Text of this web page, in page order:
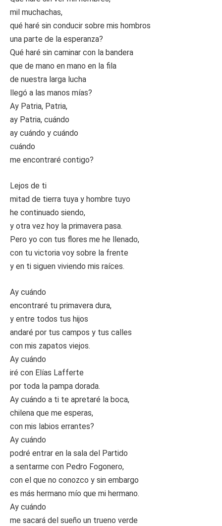
mil muchachas,
qué haré sin conducir sobre mis hombros
una parte de la esperanza?
Qué haré sin caminar con la bandera
que de mano en mano en la fila
de nuestra larga lucha
llegó a las manos mías?
Ay Patria, Patria,
ay Patria, cuándo
ay cuándo y cuándo
cuándo
me encontraré contigo?
Lejos de ti
mitad de tierra tuya y hombre tuyo
he continuado siendo,
y otra vez hoy la primavera pasa.
Pero yo con tus flores me he llenado,
con tu victoria voy sobre la frente
y en ti siguen viviendo mis raíces.
Ay cuándo
encontraré tu primavera dura,
y entre todos tus hijos
andaré por tus campos y tus calles
con mis zapatos viejos.
Ay cuándo
iré con Elías Lafferte
por toda la pampa dorada.
Ay cuándo a ti te apretaré la boca,
chilena que me esperas,
con mis labios errantes?
Ay cuándo
podré entrar en la sala del Partido
a sentarme con Pedro Fogonero,
con el que no conozco y sin embargo
es más hermano mío que mi hermano.
Ay cuándo
me sacará del sueño un trueno verde